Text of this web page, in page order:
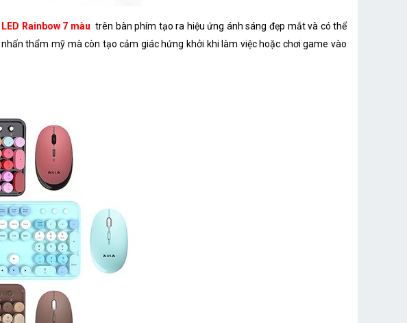
Rainbow 7 màu trên bàn phím tạo ra hiệu ứng ánh sáng đẹp mắt và có thể
thẩm mỹ mà còn tạo cảm giác hứng khởi khi làm việc hoặc chơi game vào